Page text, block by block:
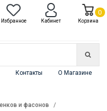
Контакты О Магазине
и фасонов
Избранное Кабинет Корзина
0